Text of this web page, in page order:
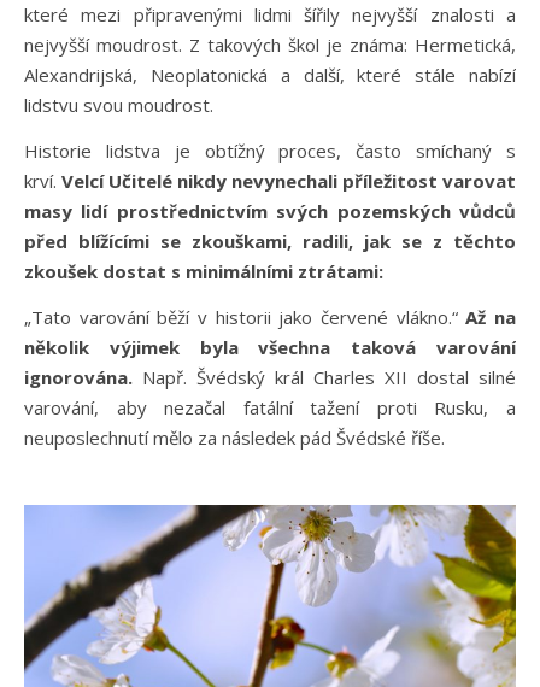
které mezi připravenými lidmi šířily nejvyšší znalosti a
nejvyšší moudrost. Z takových škol je známa: Hermetická,
Alexandrijská, Neoplatonická a další, které stále nabízí
lidstvu svou moudrost.
Historie lidstva je obtížný proces, často smíchaný s
krví. Velcí Učitelé nikdy nevynechali příležitost varovat
masy lidí prostřednictvím svých pozemských vůdců
před blížícími se zkouškami, radili, jak se z těchto
zkoušek dostat s minimálními ztrátami:
„Tato varování běží v historii jako červené vlákno.“Až na
několik výjimek byla všechna taková varování
ignorována. Např. Švédský král Charles XII dostal silné
varování, aby nezačal fatální tažení proti Rusku, a
neuposlechnutí mělo za následek pád Švédské říše.